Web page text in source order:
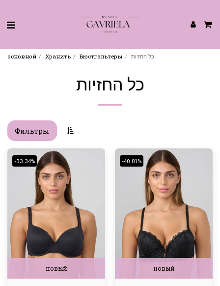
основной Хранить Бюстгальтеры כל החזיות
כל החזיות
Фильтры
новый
-33.34%
новый
-40.01%